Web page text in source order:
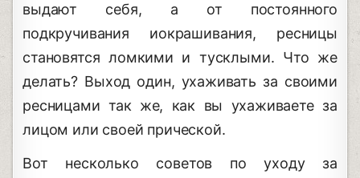
выдают себя, а от постоянного
подкручивания иокрашивания, ресницы
становятся ломкими и тусклыми. Что же
делать? Выход один, ухаживать за своими
ресницами так же, как вы ухаживаете за
лицом или своей прической.
Вот несколько советов по уходу за